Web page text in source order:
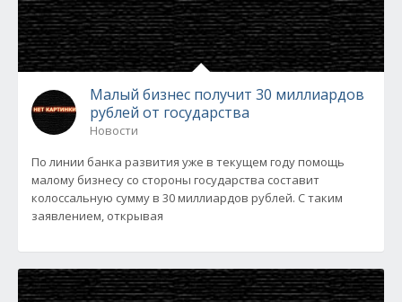
Малый бизнес получит 30 миллиардов
рублей от государства
Новости
По линии банка развития уже в текущем году помощь
малому бизнесу со стороны государства составит
колоссальную сумму в 30 миллиардов рублей. С таким
заявлением, открывая